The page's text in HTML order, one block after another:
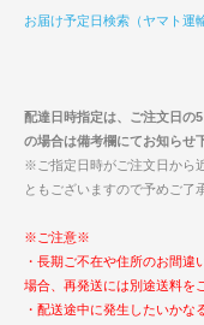
お届け予定日検索（ヤマト運
配達日時指定は、ご注文日の
の場合は備考欄にてお知らせ
※ご指定日時がご注文日から
ともございますので予めご了
※ご注意※
・長期ご不在や住所のお間
場合、再発送には別途送料を
・配送途中に発生したいかな